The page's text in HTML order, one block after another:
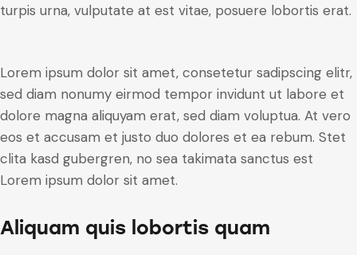
turpis urna, vulputate at est vitae, posuere lobortis erat.
Lorem ipsum dolor sit amet, consetetur sadipscing elitr,
sed diam nonumy eirmod tempor invidunt ut labore et
dolore magna aliquyam erat, sed diam voluptua. At vero
eos et accusam et justo duo dolores et ea rebum. Stet
clita kasd gubergren, no sea takimata sanctus est
Lorem ipsum dolor sit amet.
Aliquam quis lobortis quam